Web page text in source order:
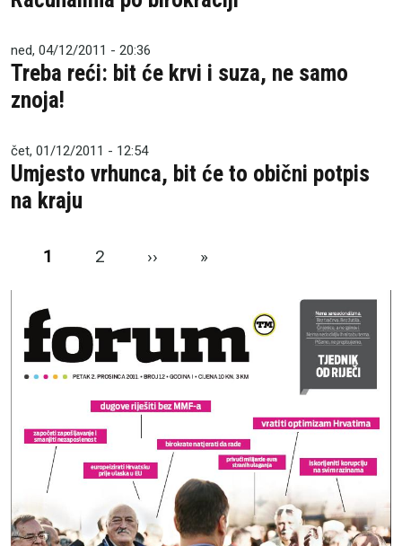
ned, 04/12/2011 - 20:36
Treba reći: bit će krvi i suza, ne samo
znoja!
čet, 01/12/2011 - 12:54
Umjesto vrhunca, bit će to obični potpis
na kraju
Pagination
1 2 ›› Next page
»